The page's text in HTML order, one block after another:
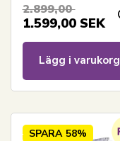
2.899,00
1.599,00 SEK
Lägg i varukorg
SPARA 58%